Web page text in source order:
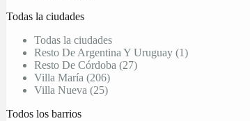
Todas la ciudades
Todas la ciudades
Resto De Argentina Y Uruguay (1)
Resto De Córdoba (27)
Villa María (206)
Villa Nueva (25)
Todos los barrios